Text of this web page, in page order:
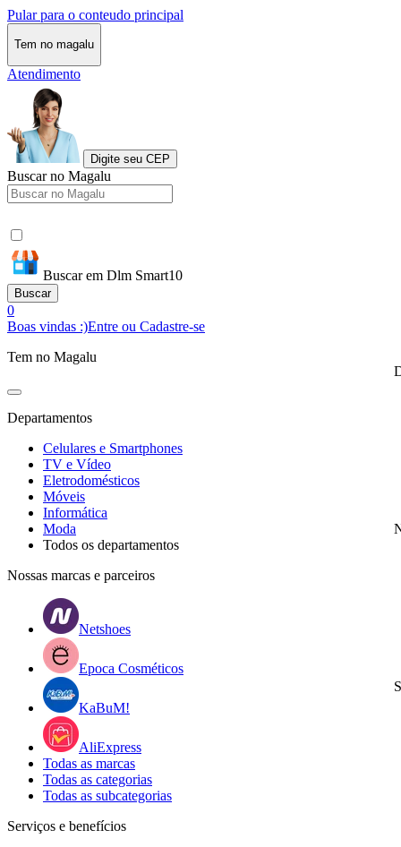
Pular para o conteudo principal
Tem no magalu
Atendimento
Digite seu CEP
Buscar no Magalu
Buscar em Dlm Smart10
Buscar
0
Boas vindas :)Entre ou Cadastre-se
Tem no Magalu
Departamentos
Celulares e Smartphones
TV e Vídeo
Eletrodomésticos
Móveis
Informática
Moda
Todos os departamentos
Nossas marcas e parceiros
Netshoes
Epoca Cosméticos
KaBuM!
AliExpress
Todas as marcas
Todas as categorias
Todas as subcategorias
Serviços e benefícios